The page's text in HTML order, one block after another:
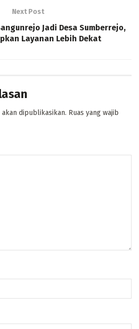
Next Post
Jadi Desa Sumberrejo,
Layanan Lebih Dekat
dipublikasikan. Ruas yang wajib